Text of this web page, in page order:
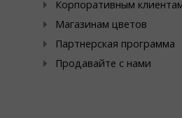
Корпоративным
Магазинам цветов
Партнерская программа
Продавайте с нами